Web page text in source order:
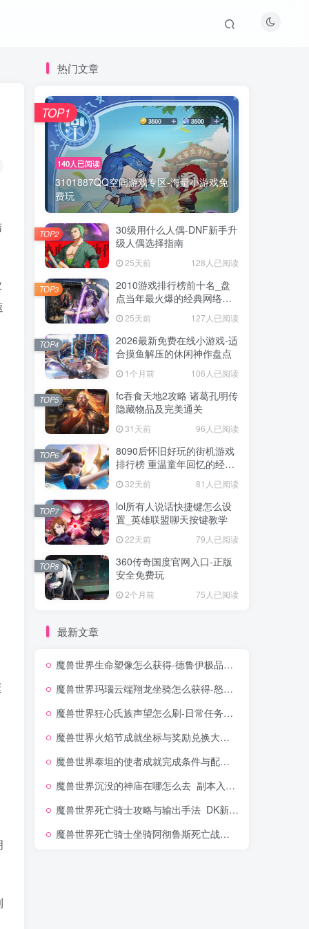
热门文章
140人已阅读
3101887QQ空间游戏专区-海量小游戏免
费玩
TOP1
30级用什么人偶-DNF新手升
级人偶选择指南
25天前 128人已阅读
TOP2
2010游戏排行榜前十名_盘
点当年最火爆的经典网络游
25天前 127人已阅读
TOP3
2026最新免费在线小游戏-适
合摸鱼解压的休闲神作盘点
1个月前 106人已阅读
TOP4
fc吞食天地2攻略 诸葛孔明传
隐藏物品及完美通关
31天前 96人已阅读
TOP5
8090后怀旧好玩的街机游戏
排行榜 重温童年回忆的经典
32天前 81人已阅读
TOP6
lol所有人说话快捷键怎么设
置_英雄联盟聊天按键教学
22天前 79人已阅读
TOP7
360传奇国度官网入口-正版
安全免费玩
2个月前 75人已阅读
TOP8
最新文章
魔兽世界生命塑像怎么获得-德鲁伊极品神像出处
魔兽世界玛瑙云端翔龙坐骑怎么获得-怒之煞掉落几率解析
魔兽世界狂心氏族声望怎么刷-日常任务开启与坐骑奖励一览
魔兽世界火焰节成就坐标与奖励兑换大全_仲夏节日
魔兽世界泰坦的使者成就完成条件与配装指南_奥杜尔专属头衔
魔兽世界沉没的神庙在哪怎么去_副本入口位置图文
魔兽世界死亡骑士攻略与输出手法_DK新手快速入门
魔兽世界死亡骑士坐骑阿彻鲁斯死亡战马怎么买_DK专属坐骑任务
140人已阅读
3101887QQ空间游戏专区-海量小游戏免
费玩
TOP1
30级用什么人偶-DNF新手升
级人偶选择指南
25天前 128人已阅读
TOP2
2010游戏排行榜前十名_盘
点当年最火爆的经典网络游
25天前 127人已阅读
TOP3
2026最新免费在线小游戏-适
合摸鱼解压的休闲神作盘点
1个月前 106人已阅读
TOP4
fc吞食天地2攻略 诸葛孔明传
隐藏物品及完美通关
31天前 96人已阅读
TOP5
8090后怀旧好玩的街机游戏
排行榜 重温童年回忆的经典
32天前 81人已阅读
TOP6
lol所有人说话快捷键怎么设
置_英雄联盟聊天按键教学
22天前 79人已阅读
TOP7
360传奇国度官网入口-正版
安全免费玩
2个月前 75人已阅读
TOP8
魔兽世界生命塑像怎么获得-德鲁伊极品神像出处
魔兽世界玛瑙云端翔龙坐骑怎么获得-怒之煞掉落几率解析
魔兽世界狂心氏族声望怎么刷-日常任务开启与坐骑奖励一览
魔兽世界火焰节成就坐标与奖励兑换大全_仲夏节日
魔兽世界泰坦的使者成就完成条件与配装指南_奥杜尔专属头衔
魔兽世界沉没的神庙在哪怎么去_副本入口位置图文
魔兽世界死亡骑士攻略与输出手法_DK新手快速入门
魔兽世界死亡骑士坐骑阿彻鲁斯死亡战马怎么买_DK专属坐骑任务